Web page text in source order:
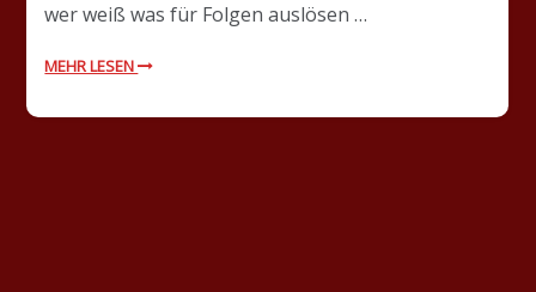
wer weiß was für Folgen auslösen …
MEHR LESEN